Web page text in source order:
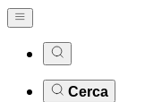
Cerca